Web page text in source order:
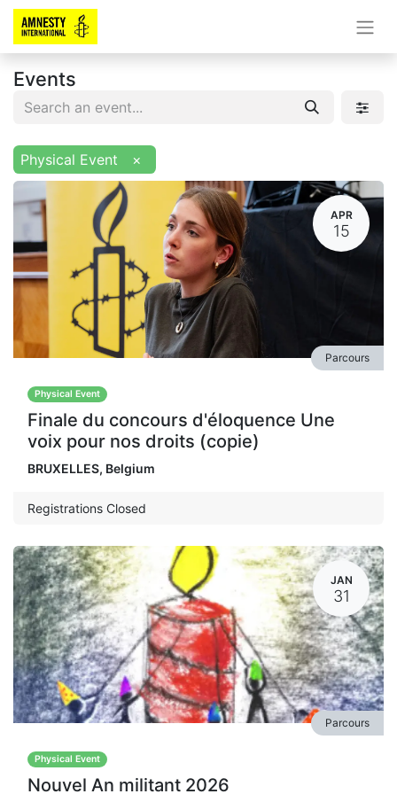
Events
Physical Event ×
APR
15
Physical Event
Finale du concours d'éloquence Une
voix pour nos droits (copie)
Parcours
BRUXELLES, Belgium
Registrations Closed
JAN
31
Physical Event
Nouvel An militant 2026
Parcours